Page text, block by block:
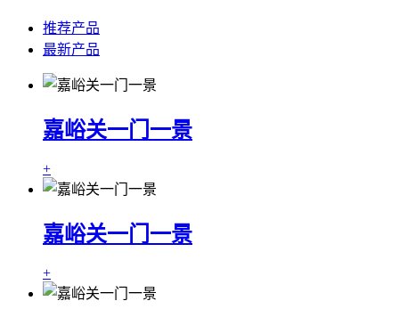
推荐产品
最新产品
嘉峪关一门一景
+
嘉峪关一门一景
+